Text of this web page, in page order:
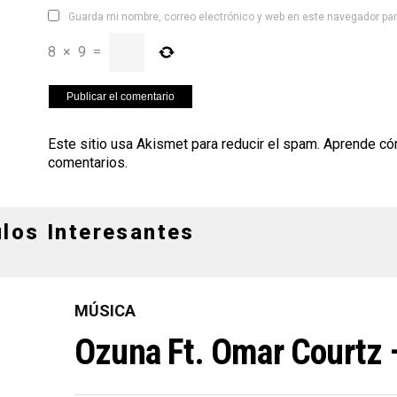
Guarda mi nombre, correo electrónico y web en este navegador
8 × 9 =
Este sitio usa Akismet para reducir el spam. Aprende
comentarios.
Interesantes
MÚSICA
Ozuna Ft. Omar Courtz